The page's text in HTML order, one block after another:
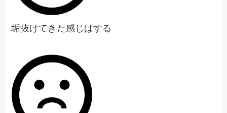
垢抜けてきた感じはする